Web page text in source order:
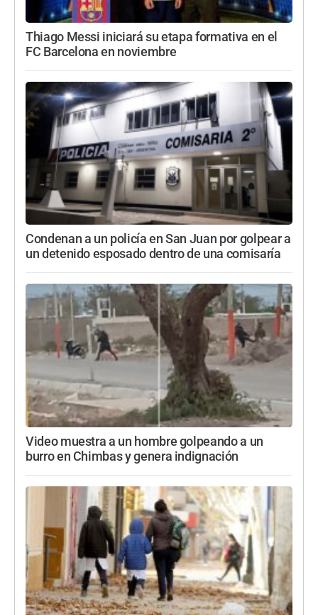
Thiago Messi iniciará su etapa formativa en el
FC Barcelona en noviembre
Condenan a un policía en San Juan por golpear a
un detenido esposado dentro de una comisaría
Video muestra a un hombre golpeando a un
burro en Chimbas y genera indignación